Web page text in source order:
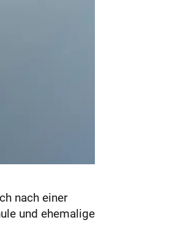
nach einer
und ehemalige